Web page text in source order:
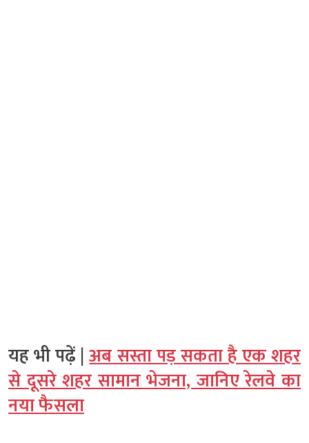
यह भी पढ़ें |अब सस्ता पड़ सकता है एक शहर
से दूसरे शहर सामान भेजना, जानिए रेलवे का
नया फैसला